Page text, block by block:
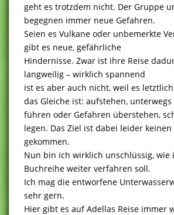
geht es trotzdem nicht. Der Gruppe
begegnen immer neue Gefahren.
Seien es Vulkane oder unbemerkte
gibt es neue, gefährliche
Hindernisse. Zwar ist ihre Reise
langweilig – wirklich spannend
ist es aber auch nicht, weil es
das Gleiche ist: aufstehen, unterwegs
führen oder Gefahren überstehen,
legen. Das Ziel ist dabei leider
gekommen.
Nun bin ich wirklich unschlüssig, wie
Buchreihe weiter verfahren soll.
Ich mag die entworfene
sehr gern.
Hier gibt es auf Adellas Reise immer